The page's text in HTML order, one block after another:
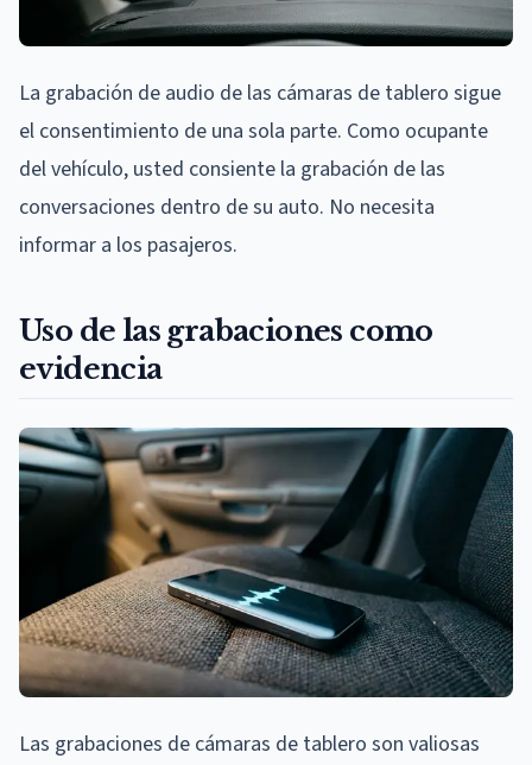
La grabación de audio de las cámaras de tablero sigue
el consentimiento de una sola parte. Como ocupante
del vehículo, usted consiente la grabación de las
conversaciones dentro de su auto. No necesita
informar a los pasajeros.
Uso de las grabaciones como
evidencia
Las grabaciones de cámaras de tablero son valiosas